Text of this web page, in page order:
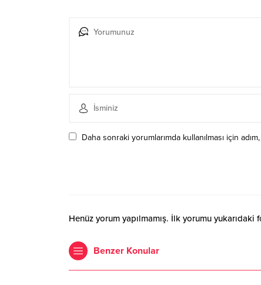
Daha sonraki yorumlarımda kullanılması için
Henüz yorum yapılmamış. İlk yorumu yukarıdaki
Benzer Konular